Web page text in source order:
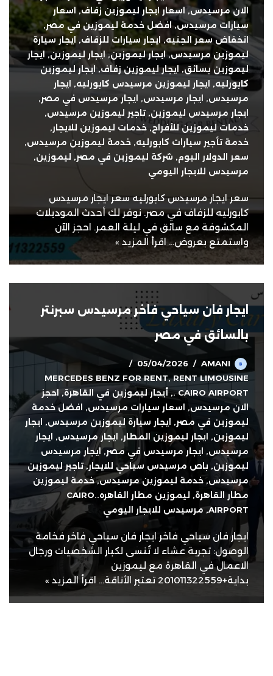
الان مرسيدس,اسعار ايجار ليموزين زفاف,
اسعار
سيارات مرسيدس,افضل خدمة ليموزين في مصر,
انخفاض سعر الجنيه, ايجار سيارات للزفاف, ايجار سيارة
ليموزين مرسيدس, ايجار ليموزين,ايجار ليموزين,ايجار
ليموزين بسائق, ايجار ليموزين زفاف, ايجار ليموزين
كابورليه, ايجار ليموزين مرسيدس كابورليه,
ايجار
مرسيدس, ايجار مرسيدس, ايجار مرسيدس في مصر,
ايجار مرسيدس ليموزين, تاجير ليموزين مرسيدس,
خدمات ليموزين للأفراح, خدمات ليموزين للايجار,
خدمة تأجير سيارات كابورليه, خدمة ليموزين مرسيدس,
سعر الدولار اليوم, شركة ليموزين في مصر, ليموزين,
مرسيدس للايجار اليومي
سعر ايجار مرسيدس كابورليه سعر ايجار مرسيدس
كابورليه للزفاف في مصر. نوفر لك أحدث الموديلات
المكشوفة مع سائق في ليلة العمر. احجز الآن
واستمتع بعروض…اقرأ المزيد »
ايجار فان سياحي فاخر مرسيدس سبرنتر
بالسائق في مصر
AMANI
05/04/2026
MERCEDES BENZ FOR RENT,RENT LIMOUSINE
CAIRO AIRPORT .
,أيجار ليموزين في القاهرة, احجز
الان مرسيدس, اسعار سيارات مرسيدس,
افضل خدمة
ليموزين في مصر, ايجار سيارة ليموزين مرسيدس,
ايجار
ليموزين, ايجار ليموزين المطار, ايجار مرسيدس,
ايجار
مرسيدس, ايجار مرسيدس في مصر, ايجار مرسيدس
ليموزين, باص مرسيدس سياحي للايجار,تاجير ليموزين
مرسيدس,خدمة ليموزين مرسيدس,خدمة ليموزين
مطار القاهرة,
ليموزين مطار القاهره..CAIRO
AIRPORT
,مرسيدس للايجار اليومي
ايجار فان سياحي فاخر ايجار فان سياحي فاخر فخامة
الوصول: تجربة عشاء لا تُنسى لكبار الشخصيات ورجال
الاعمال في القاهرة مع ليموزين
بداية+201011322559 تعتبر الأناقة…
اقرأ المزيد »